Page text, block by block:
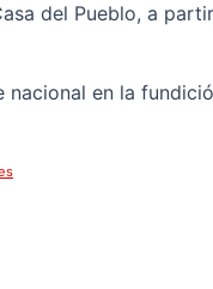
del Pueblo, a
en la